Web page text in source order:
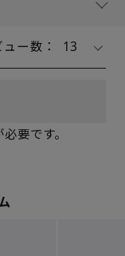
ュー数： 13
要です。